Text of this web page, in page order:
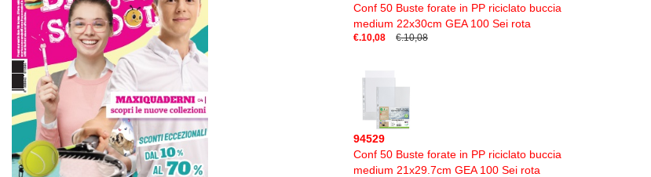
Conf 50 Buste forate in PP riciclato buccia
medium 22x30cm GEA 100 Sei rota
€.10,08 €.10,08
94529
Conf 50 Buste forate in PP riciclato buccia
medium 21x29.7cm GEA 100 Sei rota